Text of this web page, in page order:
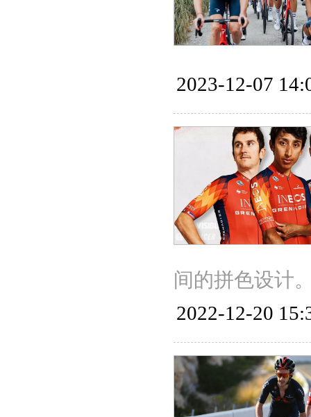
2023-12-07
间的拼色设计
2022-12-20